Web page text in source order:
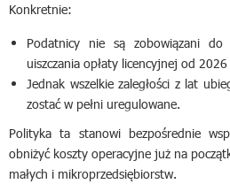
Konkretnie:
Podatnicy nie są zobowiązani do
uiszczania opłaty licencyjnej od
Jednak wszelkie zaległości z lat
zostać w pełni uregulowane.
Polityka ta stanowi bezpośrednie
obniżyć koszty operacyjne już na
małych i mikroprzedsiębiorstw.